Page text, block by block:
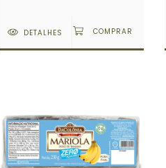
DETALHES